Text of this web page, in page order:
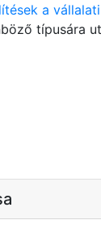
a
típusára